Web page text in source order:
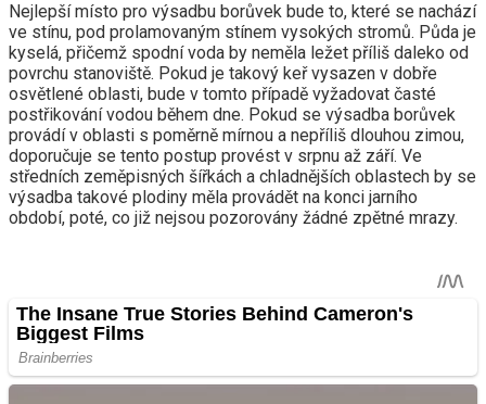
Nejlepší místo pro výsadbu borůvek bude to, které se nachází
ve stínu, pod prolamovaným stínem vysokých stromů. Půda je
kyselá, přičemž spodní voda by neměla ležet příliš daleko od
povrchu stanoviště. Pokud je takový keř vysazen v dobře
osvětlené oblasti, bude v tomto případě vyžadovat časté
postřikování vodou během dne. Pokud se výsadba borůvek
provádí v oblasti s poměrně mírnou a nepříliš dlouhou zimou,
doporučuje se tento postup provést v srpnu až září. Ve
středních zeměpisných šířkách a chladnějších oblastech by se
výsadba takové plodiny měla provádět na konci jarního
období, poté, co již nejsou pozorovány žádné zpětné mrazy.